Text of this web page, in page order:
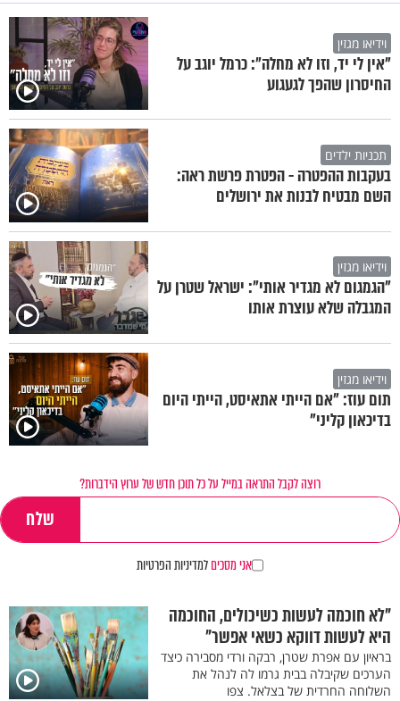
וידיאו מגזין
"אין לי יד, וזו לא מחלה": כרמל יוגב על
החיסרון שהפך לגעגוע
תכניות ילדים
בעקבות ההפטרה - הפטרת פרשת ראה:
השם מבטיח לבנות את ירושלים
וידיאו מגזין
"הגמגום לא מגדיר אותי": ישראל שטרן על
המגבלה שלא עוצרת אותו
וידיאו מגזין
תום עוז: "אם הייתי אתאיסט, הייתי היום
בדיכאון קליני"
רוצה לקבל התראה במייל על כל תוכן חדש של ערוץ הידברות?
אני מסכיםלמדיניות הפרטיות
"לא חוכמה לעשות כשיכולים, החוכמה
היא לעשות דווקא כשאי אפשר"
בראיון עם אפרת שטרן, רבקה ורדי מסבירה כיצד
הערכים שקיבלה בבית גרמו לה לנהל את
השלוחה החרדית של בצלאל. צפו